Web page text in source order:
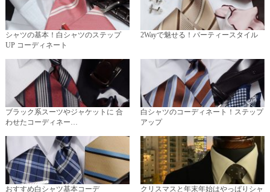
シャツの基本！白シャツのステップ
UP コーディネート
2Wayで魅せる！パーティースタイル
ブラック系スーツやジャケットに 合
わせたコーディネー…
白シャツのコーディネート！ステップ
アップ
おすすめ白シャツ基本コーデ
クリスマスと年末年始はやっぱりシャ